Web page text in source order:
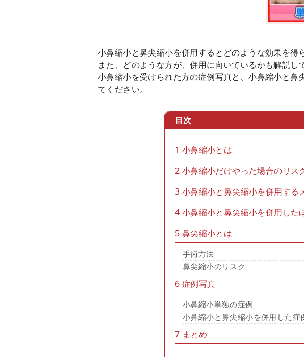
小鼻縮小と鼻尖縮小を併用するとどのような効果を得
また、どのような方が、併用に向いているかも解説し
小鼻縮小を受けられた方の症例写真と、小鼻縮小と
てください。
目次
1 小鼻縮小とは
2 小鼻縮小だけやった場合のリス
3 小鼻縮小と鼻尖縮小を併用する
4 小鼻縮小と鼻尖縮小を併用した
5 鼻尖縮小とは
手術方法
鼻尖縮小のリスク
6 症例写真
小鼻縮小単独の症例
小鼻縮小と鼻尖縮小を併用した症
7 まとめ